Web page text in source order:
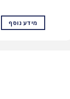
מידע נוסף